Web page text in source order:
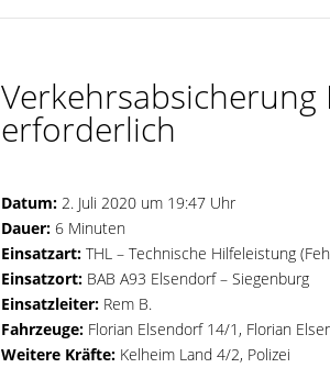
Verkehrsabsicherung
erforderlich
Datum: 2. Juli 2020 um 19:47 Uhr
Dauer: 6 Minuten
Einsatzart: THL – Technische Hilfeleistung
Einsatzort: BAB A93 Elsendorf – Siegenburg
Einsatzleiter: Rem B.
Fahrzeuge: Florian Elsendorf 14/1 , Florian
Weitere Kräfte: Kelheim Land 4/2, Polizei